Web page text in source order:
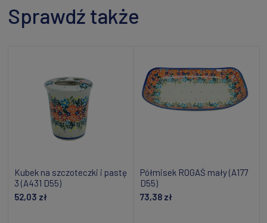
Sprawdź także
Kubek na szczoteczki i pastę
3 (A431 D55)
52,03 zł
Półmisek ROGAŚ mały (A177
D55)
73,38 zł